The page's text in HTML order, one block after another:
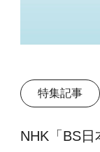
特集記事
NHK「BS